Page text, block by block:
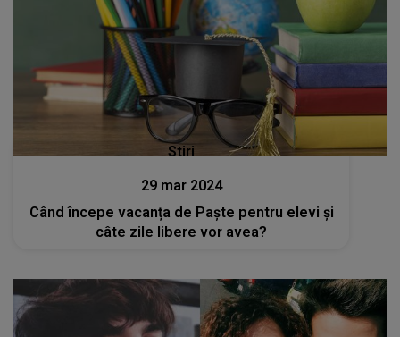
Stiri
29 mar 2024
Când începe vacanța de Paște pentru elevi și
câte zile libere vor avea?